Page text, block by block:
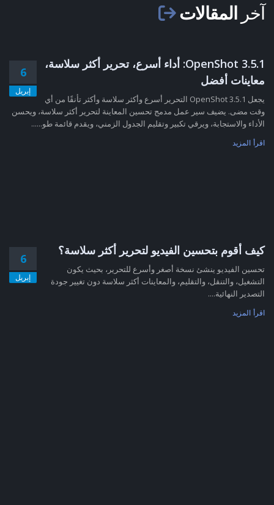
آخر المقالات
6
إبريل
OpenShot 3.5.1: أداء أسرع، تحرير أكثر سلاسة،
معاينات أفضل
يجعل OpenShot 3.5.1 التحرير أسرع وأكثر سلاسة وأكثر تأنقًا من أي
وقت مضى. يضيف سير عمل مدمج تحسين المعاينة لتحرير أكثر سلاسة، ويحسن
الأداء والاستجابة، ويرقي تكبير وتقليم الجدول الزمني، ويقدم قائمة طو......
اقرأ المزيد
6
إبريل
كيف أقوم بتحسين الفيديو لتحرير أكثر سلاسة؟
تحسين الفيديو ينشئ نسخة أصغر وأسرع للتحرير، بحيث يكون
التشغيل، والتنقل، والتقليم، والمعاينات أكثر سلاسة دون تغيير جودة
التصدير النهائية....
اقرأ المزيد